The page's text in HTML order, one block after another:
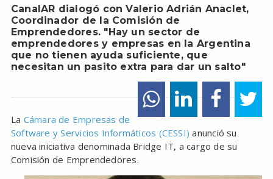
CanalAR dialogó con Valerio Adrián Anaclet,
Coordinador de la Comisión de
Emprendedores. "Hay un sector de
emprendedores y empresas en la Argentina
que no tienen ayuda suficiente, que
necesitan un pasito extra para dar un salto"
La Cámara de Empresas de
Software y Servicios Informáticos (CESSI) anunció su
nueva iniciativa denominada Bridge IT, a cargo de su
Comisión de Emprendedores.